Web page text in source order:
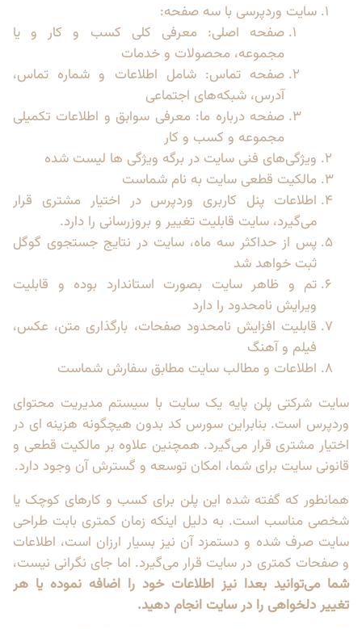
سایت وردپرسی با سه صفحه:
صفحه اصلی: معرفی کلی کسب و کار و یا
مجموعه، محصولات و خدمات
صفحه تماس: شامل اطلاعات و شماره تماس،
آدرس، شبکه‌های اجتماعی
صفحه درباره ما: معرفی سوابق و اطلاعات تکمیلی
مجموعه و کسب و کار
ویژگی‌های فنی سایت در برگه ویژگی ها لیست شده
مالکیت قطعی سایت به نام شماست
اطلاعات پنل کاربری وردپرس در اختیار مشتری قرار
می‌گیرد، سایت قابلیت تغییر و بروزرسانی را دارد.
پس از حداکثر سه ماه، سایت در نتایج جستجوی گوگل
ثبت خواهد شد
تم و ظاهر سایت بصورت استاندارد بوده و قابلیت
ویرایش نامحدود را دارد
قابلیت افزایش نامحدود صفحات، بارگذاری متن، عکس،
فیلم و آهنگ
اطلاعات و مطالب سایت مطابق سفارش شماست
سایت شرکتی پلن پایه یک سایت با سیستم مدیریت محتوای
وردپرس است. بنابراین سورس کد بدون هیچگونه هزینه ای در
اختیار مشتری قرار می‌گیرد. همچنین علاوه بر مالکیت قطعی و
قانونی سایت برای شما، امکان توسعه و گسترش آن وجود دارد.
همانطور که گفته شده این پلن برای کسب و کار‌های کوچک یا
شخصی مناسب است. به دلیل اینکه زمان کمتری بابت طراحی
سایت صرف شده و دستمزد آن نیز بسیار ارزان است، اطلاعات
و صفحات کمتری در سایت قرار می‌گیرد. اما جای نگرانی نیست،
شما می‌توانید بعدا نیز اطلاعات خود را اضافه نموده یا هر
تغییر دلخواهی را در سایت انجام دهید.